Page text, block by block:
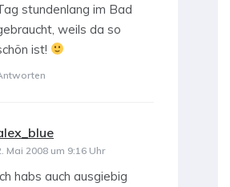
stundenlang im Bad
weils da so
ist!
Mai 2008 um 9:16 Uhr
habs auch ausgiebig